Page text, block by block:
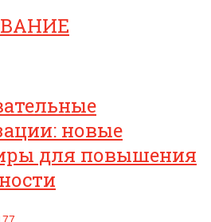
новые
для повышения